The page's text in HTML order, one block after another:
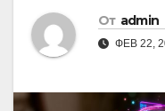
От admin
ФЕВ 22,